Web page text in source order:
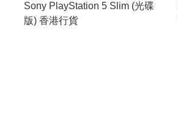
Sony PlayStation 5 Slim (光碟
版) 香港行貨